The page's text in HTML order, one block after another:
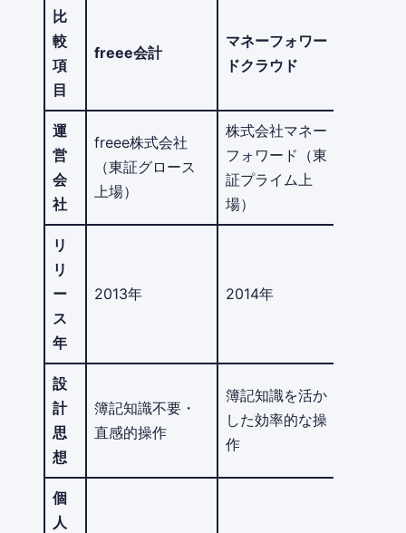
比
較
項
目
freee会計
マネーフォワー
ドクラウド
運
営
会
社
freee株式会社
（東証グロース
上場）
株式会社マネー
フォワード（東
証プライム上
場）
リ
リ
ー
ス
年
2013年 2014年
設
計
思
想
簿記知識不要・
直感的操作
簿記知識を活か
した効率的な操
作
個
人